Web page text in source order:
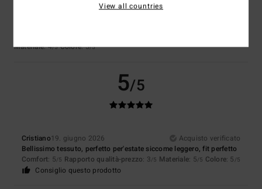
Materiale: 4/5 Colore: 5/5
5/5
Cristiano19. giugno 2026
Acquisto verificato
Bellissimo tessuto, perfetto per'estate siccome leggero, fit perfetto
Comfort: 5/5 Rapporto qualità-prezzo: 3/5 Materiale: 5/5 Colore: 5 /5
Consiglio questo prodotto
View all countries